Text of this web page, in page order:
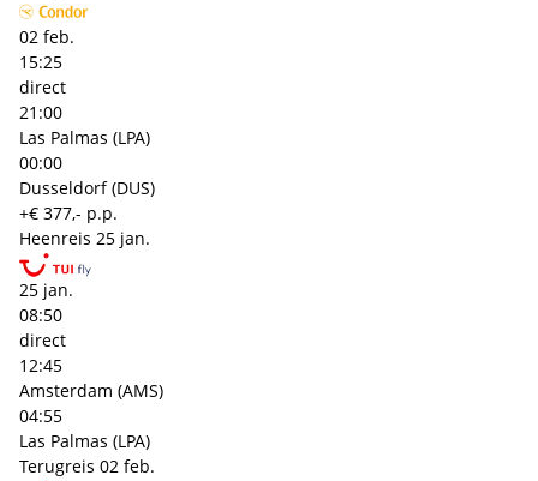
02 feb.
15:25
direct
21:00
Las Palmas (LPA)
00:00
Dusseldorf (DUS)
+€ 377,- p.p.
Heenreis 25 jan.
25 jan.
08:50
direct
12:45
Amsterdam (AMS)
04:55
Las Palmas (LPA)
Terugreis 02 feb.